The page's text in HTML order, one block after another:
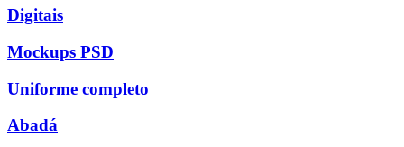
Digitais
Mockups PSD
Uniforme completo
Abadá